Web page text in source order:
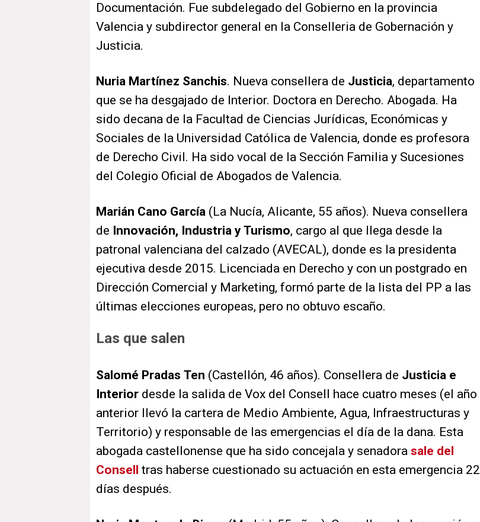
Documentación. Fue subdelegado del Gobierno en la provincia
Valencia y subdirector general en la Conselleria de Gobernación y
Justicia.
Nuria Martínez Sanchis. Nueva consellera de Justicia, departamento
que se ha desgajado de Interior. Doctora en Derecho. Abogada. Ha
sido decana de la Facultad de Ciencias Jurídicas, Económicas y
Sociales de la Universidad Católica de Valencia, donde es profesora
de Derecho Civil. Ha sido vocal de la Sección Familia y Sucesiones
del Colegio Oficial de Abogados de Valencia.
Marián Cano García (La Nucía, Alicante, 55 años). Nueva consellera
de Innovación, Industria y Turismo, cargo al que llega desde la
patronal valenciana del calzado (AVECAL), donde es la presidenta
ejecutiva desde 2015. Licenciada en Derecho y con un postgrado en
Dirección Comercial y Marketing, formó parte de la lista del PP a las
últimas elecciones europeas, pero no obtuvo escaño.
Las que salen
Salomé Pradas Ten (Castellón, 46 años). Consellera de Justicia e
Interior desde la salida de Vox del Consell hace cuatro meses (el año
anterior llevó la cartera de Medio Ambiente, Agua, Infraestructuras y
Territorio) y responsable de las emergencias el día de la dana. Esta
abogada castellonense que ha sido concejala y senadora sale del
Consell
tras haberse cuestionado su actuación en esta emergencia 22
días después.